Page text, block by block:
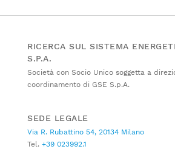
RICERCA SUL SISTEMA
S.P.A.
Società con Socio Unico soggetta a
coordinamento di GSE S.p.A.
SEDE LEGALE
Via R. Rubattino 54, 20134 Milano
Tel. +39 023992.1